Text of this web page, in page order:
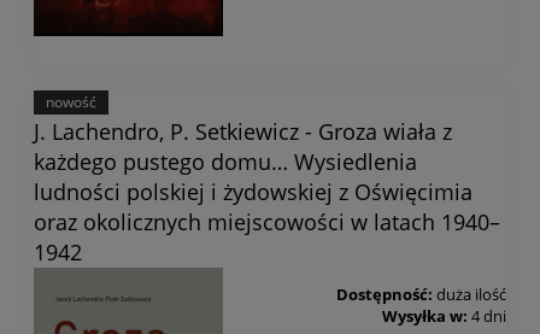
J. Lachendro, P. Setkiewicz - Groza wiała z
każdego pustego domu… Wysiedlenia
ludności polskiej i żydowskiej z Oświęcimia
oraz okolicznych miejscowości w latach 1940–
1942
Dostępność: duża ilość
Wysyłka w: 4 dni
nowość